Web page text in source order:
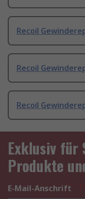
Recoil
Recoil
Recoil
Exklusiv für
Produkte
E-Mail-Anschrift